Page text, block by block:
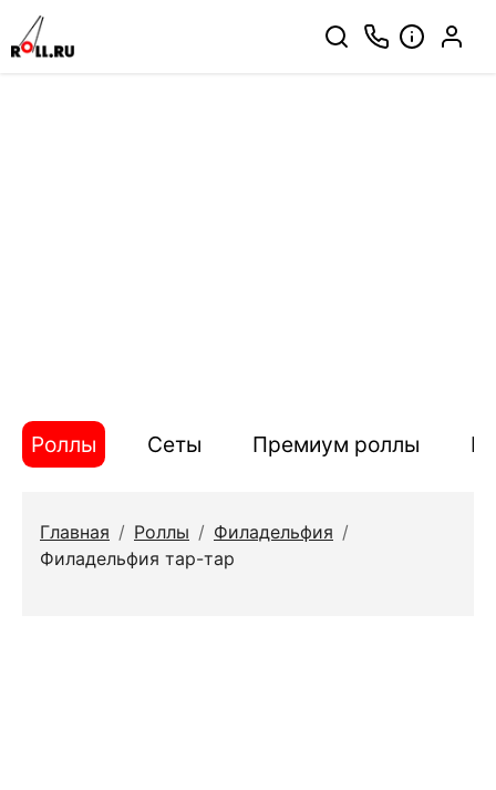
Роллы Сеты Премиум роллы
Главная / Роллы / Филадельфия /
Филадельфия тар-тар